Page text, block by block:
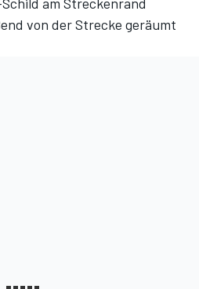
von der Strecke geräumt